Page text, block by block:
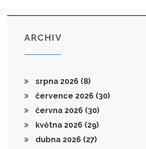
ARCHIV
srpna 2026 (8)
července 2026 (30)
června 2026 (30)
května 2026 (29)
dubna 2026 (27)